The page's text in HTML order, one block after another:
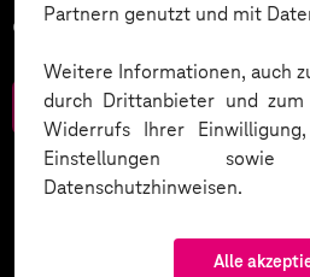
Partnern genutzt und mit
Weitere Informationen, auch
durch Drittanbieter und
Widerrufs Ihrer
Einstellungen
Datenschutzhinweisen.
Alle
die Sie wettbewerbsstark
Zum Download